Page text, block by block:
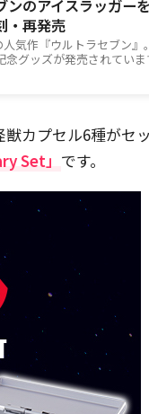
ンのアイスラッガー
・再発売
気作『ウルトラセブン』。
念グッズが発売されていま
カプセル6種がセ
Set」 です。